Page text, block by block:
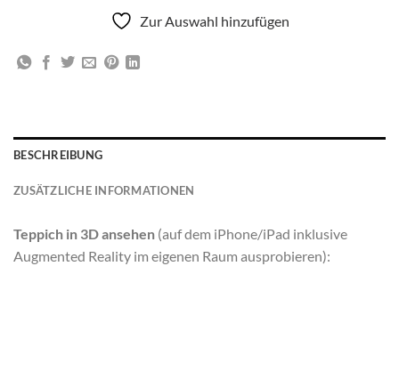
Zur Auswahl hinzufügen
BESCHREIBUNG
ZUSÄTZLICHE INFORMATIONEN
Teppich in 3D ansehen (auf dem iPhone/iPad inklusive
Augmented Reality im eigenen Raum ausprobieren):